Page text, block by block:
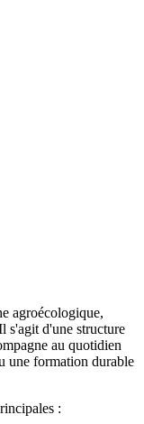
agroécologique,
s'agit d'une structure
au quotidien
une formation durable
: